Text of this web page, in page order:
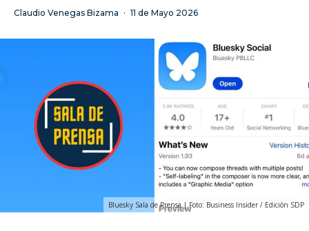
Claudio Venegas Bizama · 11 de Mayo 2026
Bluesky Sala de Prensa | Foto: Business Insider / Edición SDP